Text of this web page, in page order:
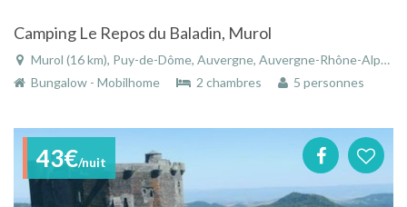
Camping Le Repos du Baladin, Murol
Murol (16 km), Puy-de-Dôme, Auvergne, Auvergne-Rhône-Alpes, France
Bungalow - Mobilhome
2 chambres 5 personnes
43€/nuit